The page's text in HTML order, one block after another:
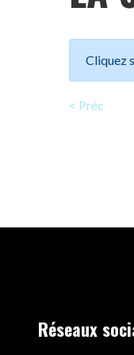
Cliquez
< Préc
Réseaux